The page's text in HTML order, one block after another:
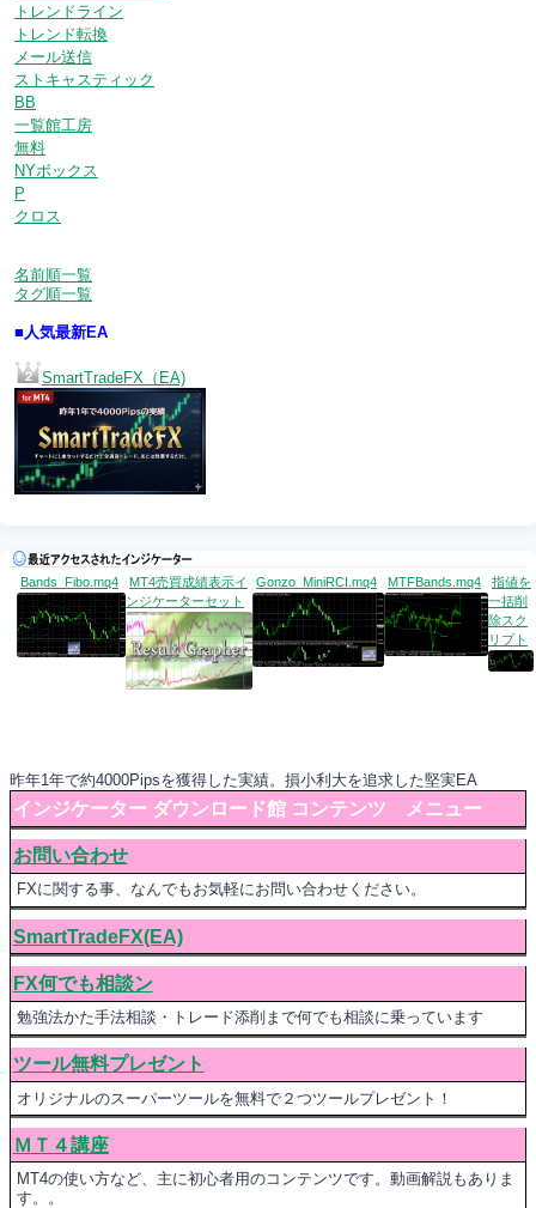
トレンドライン
トレンド転換
メール送信
ストキャスティック
BB
一覧館工房
無料
NYボックス
P
クロス
名前順一覧
タグ順一覧
■人気最新EA
SmartTradeFX（EA)
Bands_Fibo.mq4
MT4売買成績表示イ
ンジケーターセット
Gonzo_MiniRCI.mq4 MTFBands.mq4
指値を
一括削
除スク
リプト
昨年1年で約4000Pipsを獲得した実績。損小利大を追求した堅実EA
インジケーター ダウンロード館 コンテンツ メニュー
お問い合わせ
FXに関する事、なんでもお気軽にお問い合わせください。
SmartTradeFX(EA)
FX何でも相談ン
勉強法かた手法相談・トレード添削まで何でも相談に乗っています
ツール無料プレゼント
オリジナルのスーパーツールを無料で２つツールプレゼント！
ＭＴ４講座
MT4の使い方など、主に初心者用のコンテンツです。動画解説もありま
す。。